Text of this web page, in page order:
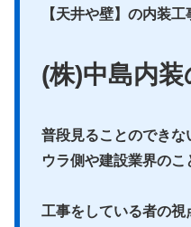
【天井や壁】の内装
(株)中島内装
普段見ることのできな
ウラ側や建設業界のこ
工事をしている者の視